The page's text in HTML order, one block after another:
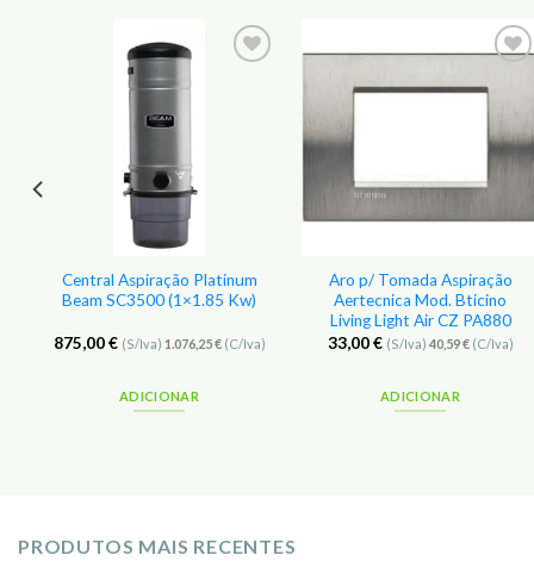
Central Aspiração Platinum
Beam SC3500 (1×1.85 Kw)
875,00€ (S/Iva) 1.076,25€(C/Iva)
ADICIONAR
aos
Aro p/ Tomada Aspiração
Aertecnica Mod. Bticino
Living Light Air CZ PA880
33,00€ (S/Iva) 40,59€(C/Iva)
ADICIONAR
PRODUTOS MAIS RECENTES